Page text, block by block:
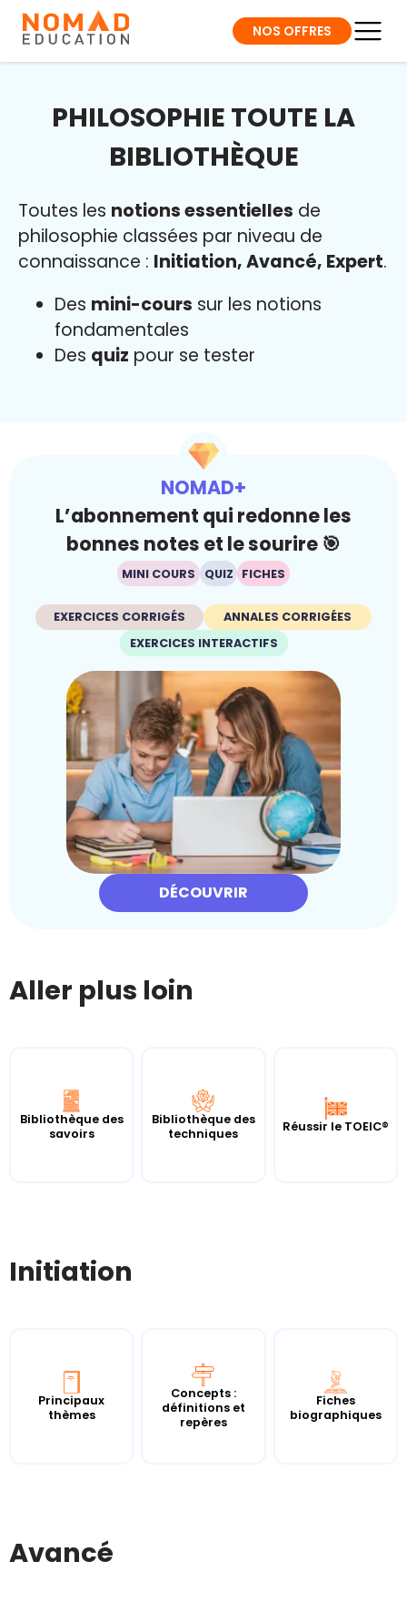
NOS OFFRES
PHILOSOPHIE TOUTE LA
BIBLIOTHÈQUE
Toutes les notions essentielles de
philosophie classées par niveau de
connaissance : Initiation, Avancé, Expert.
Des mini-cours sur les notions
fondamentales
Des quiz pour se tester
NOMAD+
L’abonnement qui redonne les
bonnes notes et le sourire 🎯
MINI COURS QUIZ FICHES
EXERCICES CORRIGÉS
ANNALES CORRIGÉES
EXERCICES INTERACTIFS
DÉCOUVRIR
Aller plus loin
Bibliothèque des
savoirs
Bibliothèque des
techniques
Réussir le TOEIC®
Initiation
Principaux
thèmes
Concepts :
définitions et
repères
Fiches
biographiques
Avancé